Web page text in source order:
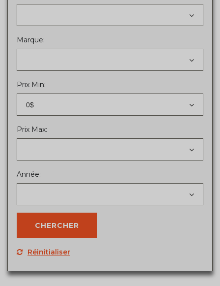
Marque:
Prix Min:
0$
Prix Max:
Année:
Réinitialiser